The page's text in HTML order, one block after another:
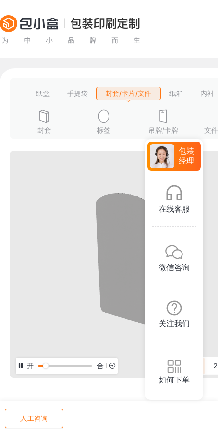
纸盒 手提袋 封套/卡片/文件 纸箱 内衬
封套 标签 吊牌/卡牌 文
开 合
人工咨询
包装
经理
在线客服
微信咨询
关注我们
如何下单